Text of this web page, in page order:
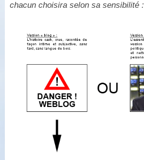
chacun choisira selon sa sensibilité :